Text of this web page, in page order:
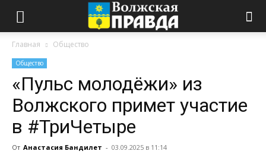
Главная Общество
Общество
«Пульс молодёжи» из
Волжского примет участие
в #ТриЧетыре
От Анастасия Бандилет - 03.09.2025 в 11:14